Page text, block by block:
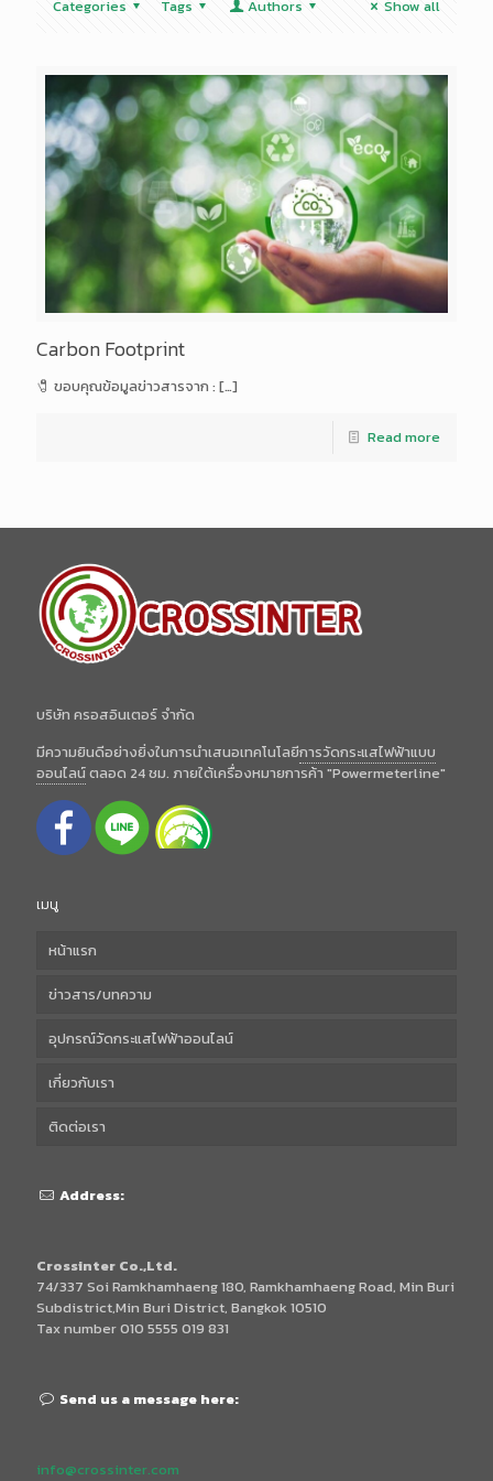
Categories Tags Authors Show all
Carbon Footprint
🧷 ขอบคุณข้อมูลข่าวสารจาก : […]
Read more
บริษัท ครอสอินเตอร์ จำกัด
มีความยินดีอย่างยิ่งในการนำเสนอเทคโนโลยีการวัดกระแสไฟฟ้าแบบ
ออนไลน์ตลอด 24 ชม. ภายใต้เครื่องหมายการค้า "Powermeterline"
เมนู
หน้าแรก
ข่าวสาร/บทความ
อุปกรณ์วัดกระแสไฟฟ้าออนไลน์
เกี่ยวกับเรา
ติดต่อเรา
Address:
Crossinter Co.,Ltd.
74/337 Soi Ramkhamhaeng 180, Ramkhamhaeng Road, Min Buri
Subdistrict,Min Buri District, Bangkok 10510
Tax number 010 5555 019 831
Send us a message here:
info@crossinter.com